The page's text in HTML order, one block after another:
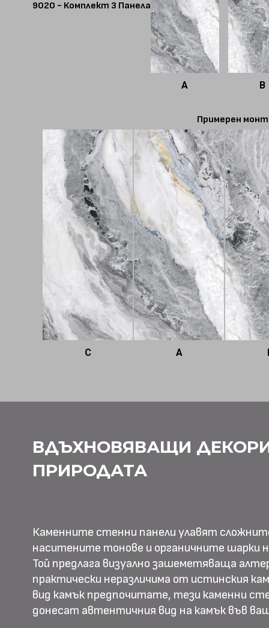
9020 - Комплект 3 Панела
A B
Примерен
C A
ВДЪХНОВЯВАЩИ
ПРИРОДАТА
Каменните стенни панели улавят
наситените тонове и органичните шарки
Той предлага визуално зашеметяваща
практически неразличима от истинския
вид камък предпочитате, тези каменни
донесат автентичния вид на камък във